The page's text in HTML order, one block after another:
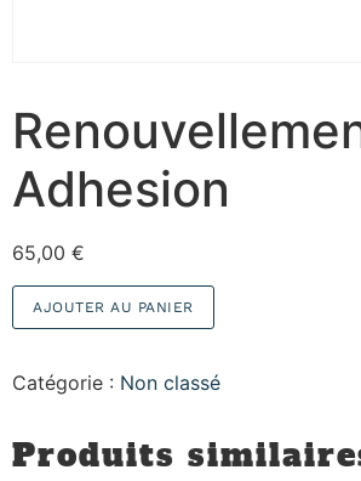
Adhesion
65,00 €
AJOUTER AU PANIER
Catégorie : Non classé
Produits